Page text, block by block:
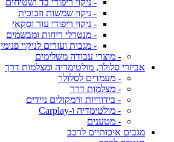
- ניקוי ריפודי בד ושטיחים
- ניקוי שמשות וזכוכית
- ניקוי ריפודי עור וסקאי
- מנטרלי ריחות ומבשמים
- מגבות ועזרים לניקוי פנימי
- מוצרי עבודה משלימים
אביזרי סלולר, מולטימדיה ומצלמות דרך
- מעמדים לסלולר
- מצלמות דרך
- בידוריות ורמקולים ניידים
- מולטימדיה ו-Carplay
- מטענים
מגבים איכותיים לרכב